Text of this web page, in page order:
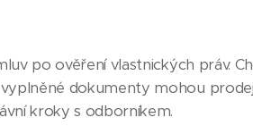
po ověření vlastnických práv.
dokumenty mohou prodej
kroky s odborníkem.